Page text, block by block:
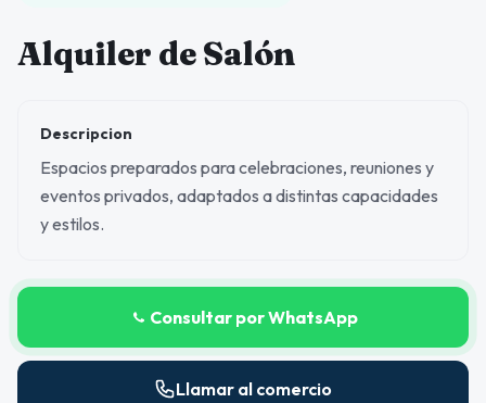
Alquiler de Salón
Descripcion
Espacios preparados para celebraciones, reuniones y
eventos privados, adaptados a distintas capacidades
y estilos.
Consultar por WhatsApp
Llamar al comercio